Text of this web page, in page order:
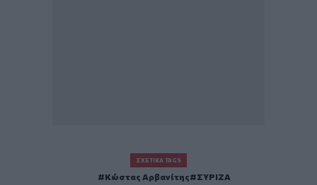
ΣΧΕΤΙΚΆ TAGS
Κώστας Αρβανίτης ΣΥΡΙΖΑ